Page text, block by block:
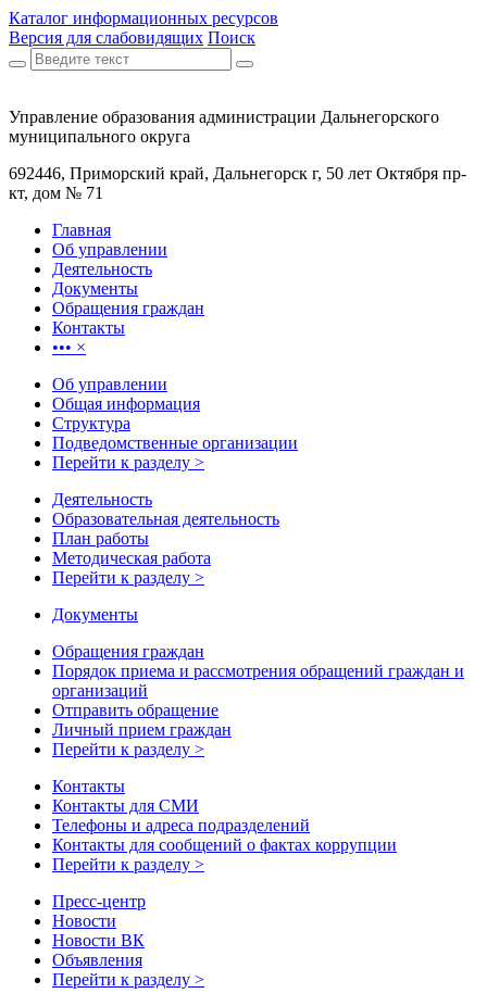
Каталог информационных ресурсов
Версия для слабовидящих Поиск
Управление образования администрации Дальнегорского
муниципального округа
692446, Приморский край, Дальнегорск г, 50 лет Октября пр-
кт, дом № 71
Главная
Об управлении
Деятельность
Документы
Обращения граждан
Контакты
••• ×
Об управлении
Общая информация
Структура
Подведомственные организации
Перейти к разделу >
Деятельность
Образовательная деятельность
План работы
Методическая работа
Перейти к разделу >
Документы
Обращения граждан
Порядок приема и рассмотрения обращений граждан и
организаций
Отправить обращение
Личный прием граждан
Перейти к разделу >
Контакты
Контакты для СМИ
Телефоны и адреса подразделений
Контакты для сообщений о фактах коррупции
Перейти к разделу >
Пресс-центр
Новости
Новости ВК
Объявления
Перейти к разделу >